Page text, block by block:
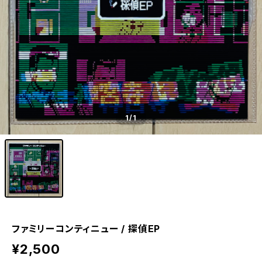
1/1
ファミリーコンティニュー / 探偵EP
¥2,500